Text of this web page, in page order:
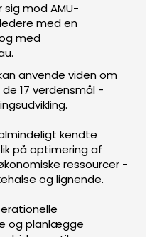
mod AMU-
med en
med
anvende viden om
17 verdensmål -
kendte
på optimering af
ressourcer -
og lignende.
og planlægge